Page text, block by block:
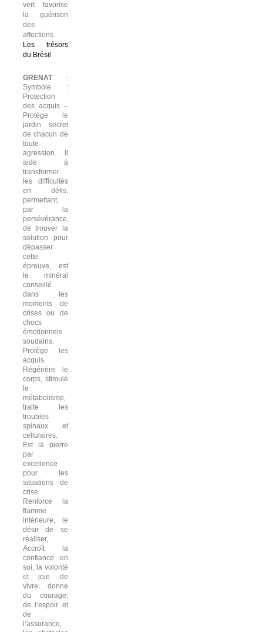
vert favorise
la guérison
des
affections.
Les trésors
du Brésil
GRENAT -
Symbole :
Protection
des acquis –
Protège le
jardin secret
de chacun de
toute
agression. Il
aide à
transformer
les difficultés
en défis,
permettant,
par la
persévérance,
de trouver la
solution pour
dépasser
cette
épreuve, est
le minéral
conseillé
dans les
moments de
crises ou de
chocs
émotionnels
soudains.
Protège les
acquis.
Régénère le
corps, stimule
le
métabolisme,
traite les
troubles
spinaux et
cellulaires.
Est la pierre
par
excellence
pour les
situations de
crise.
Renforce la
flamme
intérieure, le
désir de se
réaliser,
Accroît la
confiance en
soi, la volonté
et joie de
vivre, donne
du courage,
de l’espoir et
de
l’assurance,